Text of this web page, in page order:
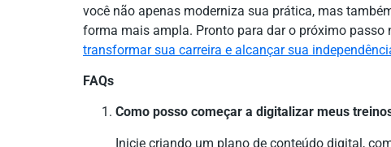
você não apenas moderniza sua prática, mas
forma mais ampla. Pronto para dar o próximo passo
transformar sua carreira e alcançar sua
FAQs
Como posso começar a digitalizar meus
Inicie criando um plano de conteúdo digital,